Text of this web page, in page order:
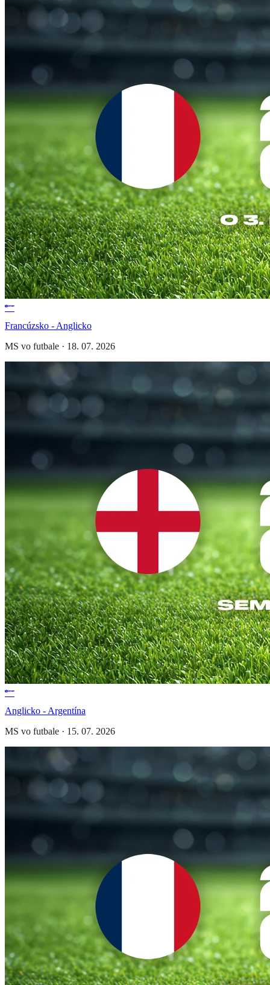
Francúzsko - Anglicko
MS vo futbale · 18. 07. 2026
Anglicko - Argentína
MS vo futbale · 15. 07. 2026